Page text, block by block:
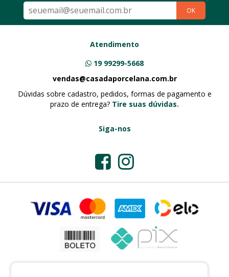
OK
Atendimento
19 99299-5668
vendas@casadaporcelana.com.br
Dúvidas sobre cadastro, pedidos, formas de pagamento e
prazo de entrega? Tire suas dúvidas.
Siga-nos